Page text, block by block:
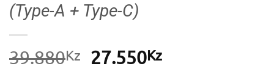
(Type-A + Type-C)
39.880Kz
O
27.550KzO